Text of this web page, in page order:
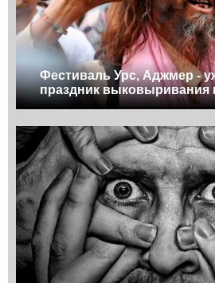
Фестиваль Урс, Аджмер -
праздник выковыривания